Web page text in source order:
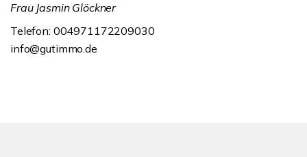
Frau Jasmin Glöckner
Telefon: 004971172209030
info@gutimmo.de